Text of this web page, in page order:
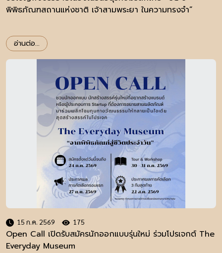
พิพิธภัณฑสถานแห่งชาติ เจ้าสามพระยา ในความทรงจำ”
อ่านต่อ...
15 ก.ค. 2569 175
Open Call เปิดรับสมัครนักออกแบบรุ่นใหม่ ร่วมโปรเจกต์ The
Everyday Museum